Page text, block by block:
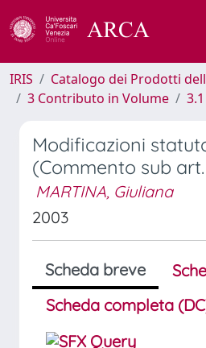
IRIS
Catalogo dei Prodotti
3 Contributo in Volume
Modificazioni
(Commento sub
MARTINA, Giuliana
2003
Scheda breve
Scheda completa